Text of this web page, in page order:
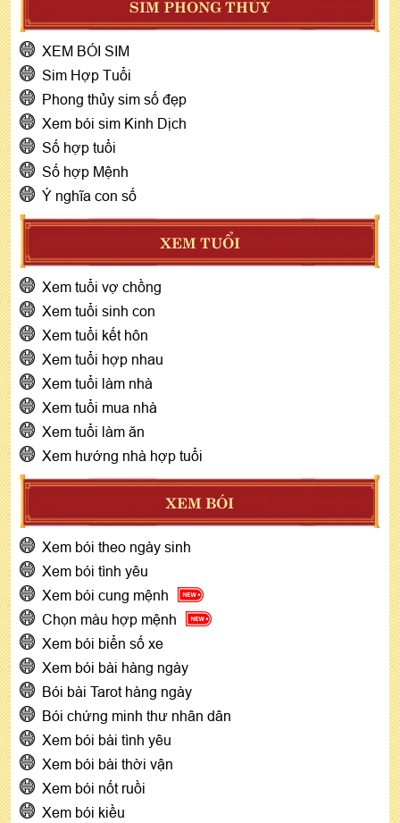
SIM PHONG THỦY
XEM BÓI SIM
Sim Hợp Tuổi
Phong thủy sim số đẹp
Xem bói sim Kinh Dịch
Số hợp tuổi
Số hợp Mệnh
Ý nghĩa con số
XEM TUỔI
Xem tuổi vợ chồng
Xem tuổi sinh con
Xem tuổi kết hôn
Xem tuổi hợp nhau
Xem tuổi làm nhà
Xem tuổi mua nhà
Xem tuổi làm ăn
Xem hướng nhà hợp tuổi
XEM BÓI
Xem bói theo ngày sinh
Xem bói tình yêu
Xem bói cung mệnh
Chọn màu hợp mệnh
Xem bói biển số xe
Xem bói bài hàng ngày
Bói bài Tarot hàng ngày
Bói chứng minh thư nhân dân
Xem bói bài tình yêu
Xem bói bài thời vận
Xem bói nốt ruồi
Xem bói kiều